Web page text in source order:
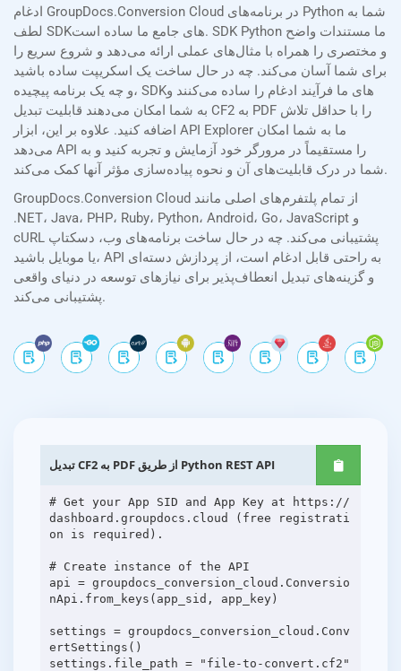
ادغام GroupDocs.Conversion Cloud در برنامه‌های Python شما به
لطف SDKهای جامع ما ساده است. SDK Python ما مستندات واضح
و مختصری را همراه با مثال‌های عملی ارائه می‌دهد و شروع سریع را
برای شما آسان می‌کند. چه در حال ساخت یک اسکریپت ساده باشید
و چه یک برنامه پیچیده، SDKهای ما فرآیند ادغام را ساده می‌کنند و
به شما امکان می‌دهند قابلیت تبدیل CF2 به PDF را با حداقل تلاش
اضافه کنید. علاوه بر این، ابزار API Explorer ما به شما امکان
می‌دهد API را مستقیماً در مرورگر خود آزمایش و تجربه کنید و به
شما در درک قابلیت‌های آن و نحوه پیاده‌سازی مؤثر آنها کمک می‌کند.
GroupDocs.Conversion Cloud از تمام پلتفرم‌های اصلی مانند
.NET، Java، PHP، Ruby، Python، Android، Go، JavaScript و
cURL پشتیبانی می‌کند. چه در حال ساخت برنامه‌های وب، دسکتاپ
یا موبایل باشید، API به راحتی قابل ادغام است، از پردازش دسته‌ای
و گزینه‌های تبدیل انعطاف‌پذیر برای نیازهای توسعه در دنیای واقعی
پشتیبانی می‌کند.
تبدیل CF2 به PDF از طریق Python REST API
# Get your App SID and App Key at https://
dashboard.groupdocs.cloud (free registrati
on is required).
# Create instance of the API
api = groupdocs_conversion_cloud.Conversio
nApi.from_keys(app_sid, app_key)
settings = groupdocs_conversion_cloud.Conv
ertSettings()
settings.file_path = "file-to-convert.cf2"